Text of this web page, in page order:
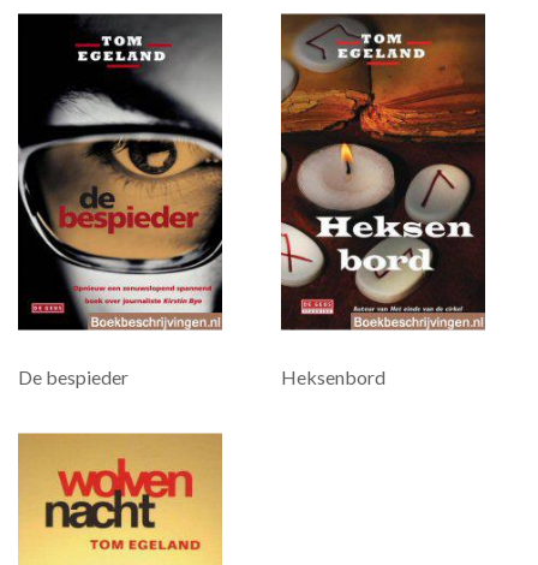
De bespieder Heksenbord